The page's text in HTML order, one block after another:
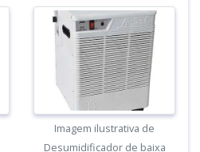
Imagem ilustrativa de
Desumidificador de baixa